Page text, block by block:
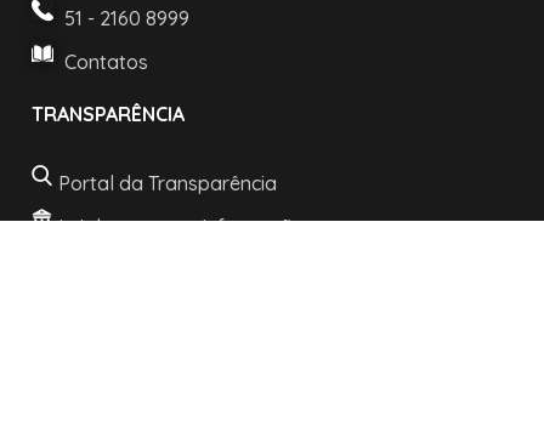
51 - 2160 8999
Contatos
TRANSPARÊNCIA
Portal da Transparência
Lei de acesso a informação